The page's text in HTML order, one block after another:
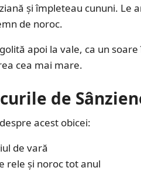
și împleteau cununi. Le
de noroc.
apoi la vale, ca un
cea mai mare.
de
acest obicei:
de vară
rele și noroc tot anul